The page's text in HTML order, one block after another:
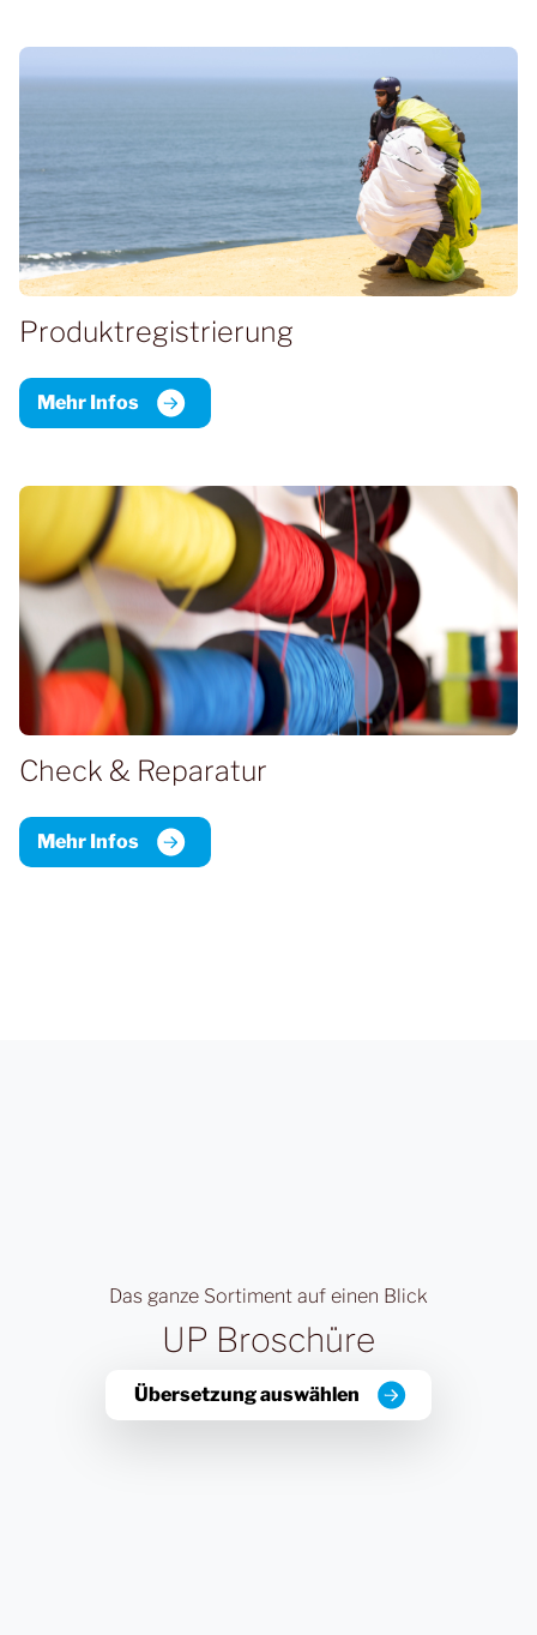
Produkt­registrierung
Mehr Infos
Check & Reparatur
Mehr Infos
Das ganze Sortiment auf einen Blick
UP Broschüre
Übersetzung auswählen